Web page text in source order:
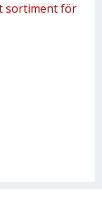
sortiment för